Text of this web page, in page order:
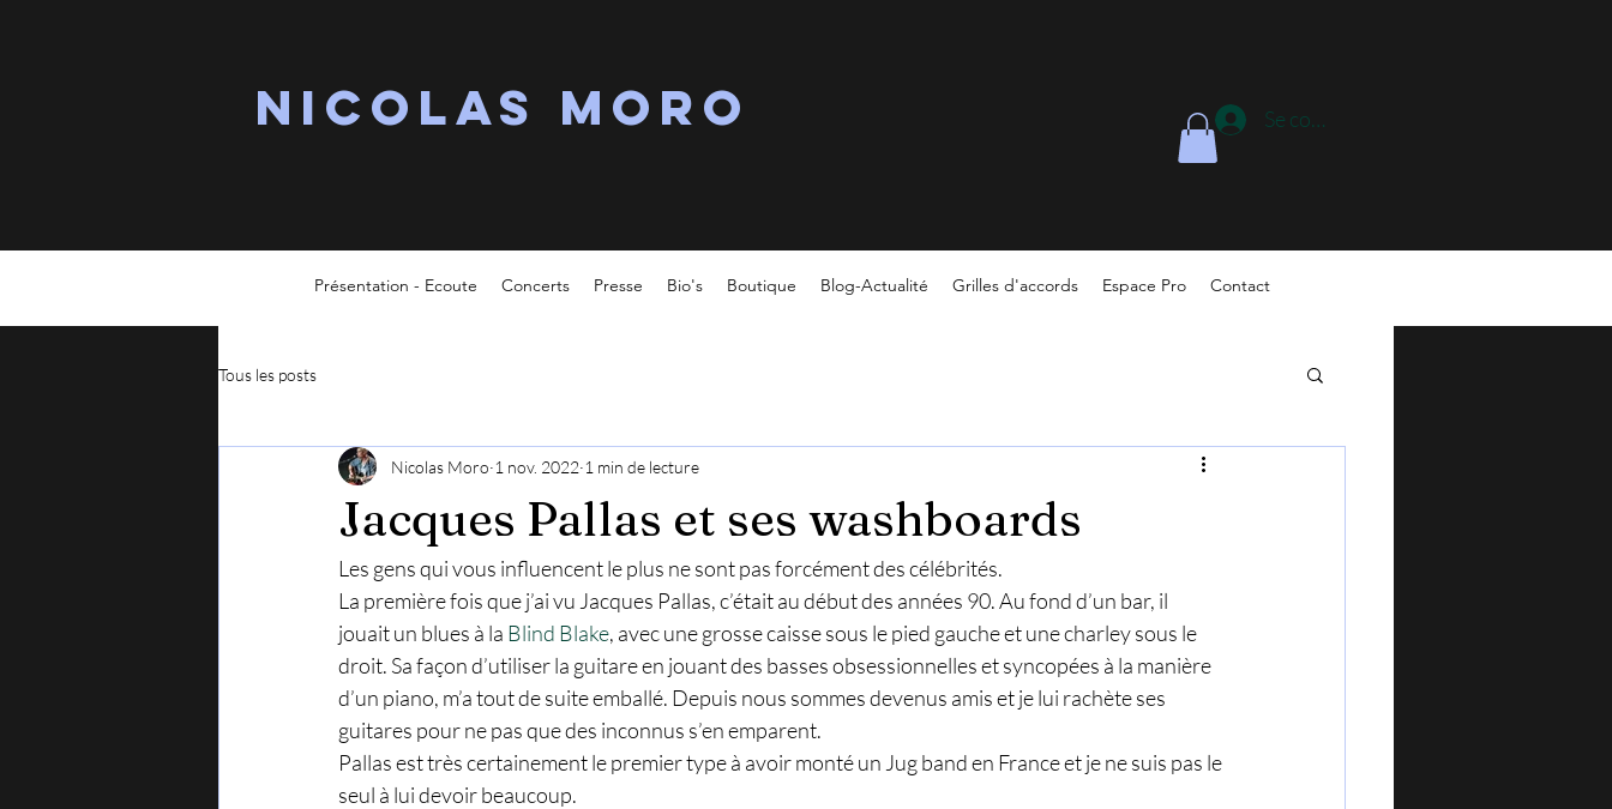
Nicolas MORO Se connecter
Présentation - Ecoute Concerts Presse Bio's Boutique Blog-Actualité Grilles d'accords Espace Pro Contact
Tous les posts
Jacques Pallas et ses washboards
Nicolas Moro 1 nov. 2022 1 min de lecture
Les gens qui vous influencent le plus ne sont pas forcément des célébrités.
La première fois que j’ai vu Jacques Pallas, c’était au début des années 90. Au fond d’un bar, il
jouait un blues à la Blind Blake, avec une grosse caisse sous le pied gauche et une charley sous le
droit. Sa façon d’utiliser la guitare en jouant des basses obsessionnelles et syncopées à la manière
d’un piano, m’a tout de suite emballé. Depuis nous sommes devenus amis et je lui rachète ses
guitares pour ne pas que des inconnus s’en emparent.
Pallas est très certainement le premier type à avoir monté un Jug band en France et je ne suis pas le
seul à lui devoir beaucoup.